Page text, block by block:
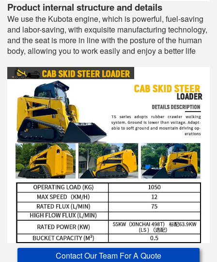
Product internal structure and details
We use the Kubota engine, which is powerful, fuel-saving
and labor-saving, with exquisite manufacturing technology,
and the seat is more in line with the posture of the human
body, allowing you to work easily and enjoy a better life
Contact Our Team For A Quote